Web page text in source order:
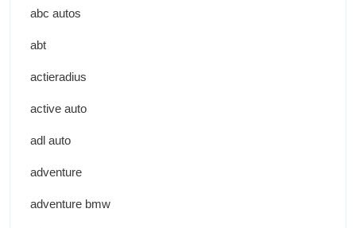
abc autos
abt
actieradius
active auto
adl auto
adventure
adventure bmw